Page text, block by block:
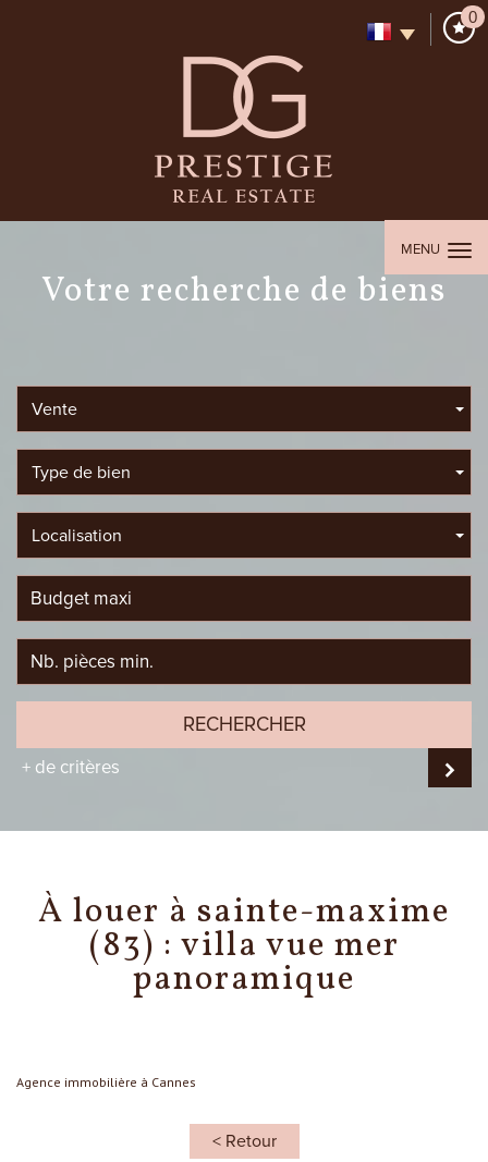
0
MENU
votre recherche de biens
Vente
Type de bien
Localisation
RECHERCHER
+ de critères
à louer à sainte-maxime
(83) : villa vue mer
panoramique
Agence immobilière à Cannes
< Retour